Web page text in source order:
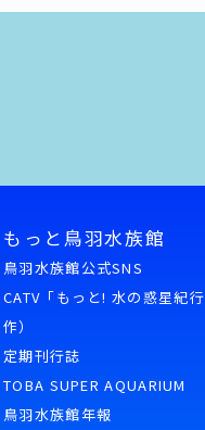
もっと鳥羽水族館
鳥羽水族館公式SNS
CATV「もっと! 水の惑星紀
作）
定期刊行誌
TOBA SUPER AQUARIUM
鳥羽水族館年報